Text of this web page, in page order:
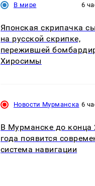
В мире 6
Японская скрипачка
на русской скрипке,
пережившей
Хиросимы
Новости Мурманска 6
В Мурманске до конца
года появится
система навигации